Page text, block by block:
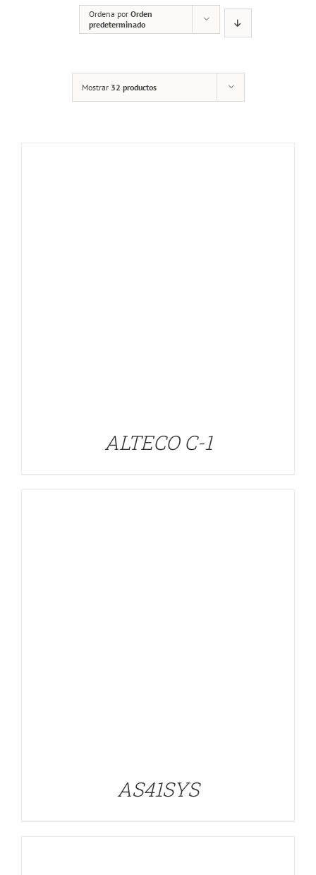
Ordena por Orden
predeterminado
Mostrar 32 productos
DETALLES
ALTECO C-1
AS41SYS